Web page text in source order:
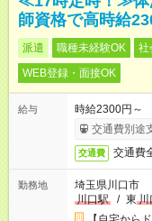
師資格で高時給
派遣 職種未経験OK 社
WEB登録・面接OK
給与
時給2300円～
交通費別途
交通費 交通費
勤務地
埼玉県川口市
川口駅
/ 東 川